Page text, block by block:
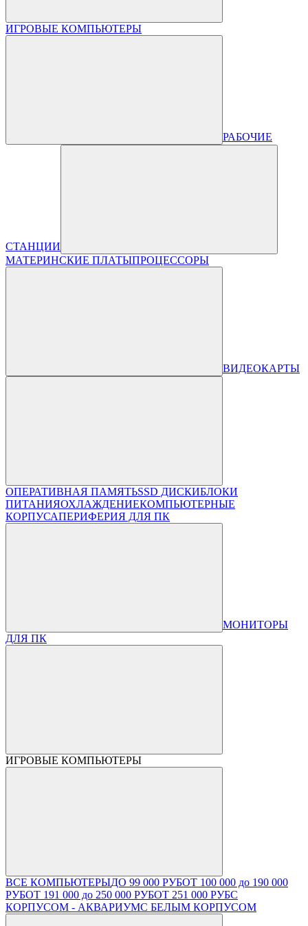
ИГРОВЫЕ КОМПЬЮТЕРЫ
РАБОЧИЕ
СТАНЦИИ
МАТЕРИНСКИЕ ПЛАТЫПРОЦЕССОРЫ
ВИДЕОКАРТЫ
ОПЕРАТИВНАЯ ПАМЯТЬSSD ДИСКИБЛОКИ
ПИТАНИЯОХЛАЖДЕНИЕКОМПЬЮТЕРНЫЕ
КОРПУСАПЕРИФЕРИЯ ДЛЯ ПК
МОНИТОРЫ
ДЛЯ ПК
ИГРОВЫЕ КОМПЬЮТЕРЫ
ВСЕ КОМПЬЮТЕРЫДО 99 000 РУБОТ 100 000 до 190 000
РУБОТ 191 000 до 250 000 РУБОТ 251 000 РУБС
КОРПУСОМ - АКВАРИУМС БЕЛЫМ КОРПУСОМ